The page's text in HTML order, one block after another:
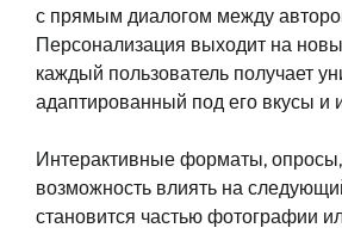
с прямым диалогом между
Персонализация выходит на
каждый пользователь получает
адаптированный под его вкусы и
Интерактивные форматы,
возможность влиять на
становится частью фотографии